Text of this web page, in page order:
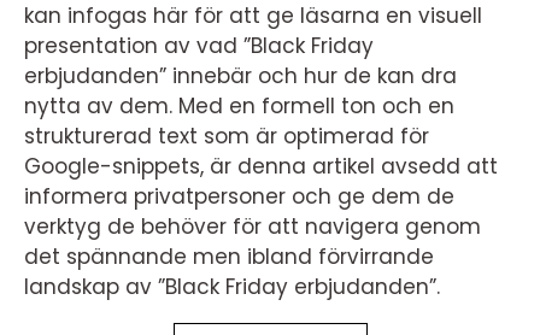
kan infogas här för att ge läsarna en visuell
presentation av vad ”Black Friday
erbjudanden” innebär och hur de kan dra
nytta av dem. Med en formell ton och en
strukturerad text som är optimerad för
Google-snippets, är denna artikel avsedd att
informera privatpersoner och ge dem de
verktyg de behöver för att navigera genom
det spännande men ibland förvirrande
landskap av ”Black Friday erbjudanden”.